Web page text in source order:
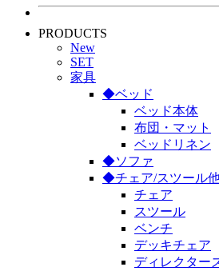
PRODUCTS
New
SET
家具
◆ベッド
ベッド本体
布団・マット
ベッドリネン
◆ソファ
◆チェア/スツール
チェア
スツール
ベンチ
デッキチェア
ディレクター